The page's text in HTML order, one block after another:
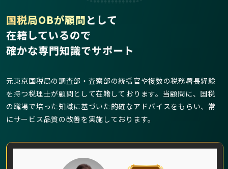
国税局OBが顧問として
在籍しているので
確かな専門知識でサポート
元東京国税局の調査部・査察部の統括官や複数の税務署長経験
を持つ税理士が顧問として在籍しております。当顧問に、国税
の職場で培った知識に基づいた的確なアドバイスをもらい、常
にサービス品質の改善を実施しております。